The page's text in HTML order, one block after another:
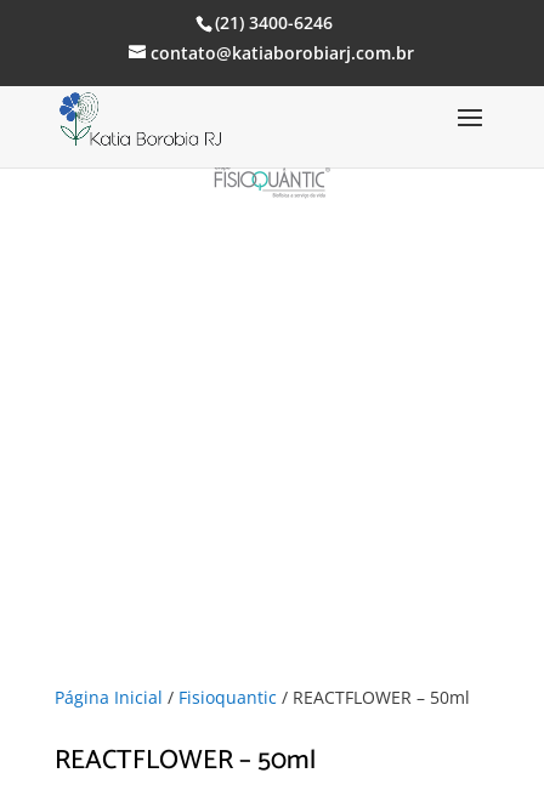
(21) 3400-6246
contato@katiaborobiarj.com.br
Página Inicial / Fisioquantic / REACTFLOWER – 50ml
REACTFLOWER – 50ml